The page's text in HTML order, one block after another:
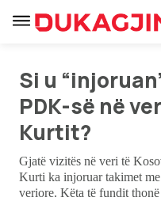
Lajme
Sport
Si u
PDK-së në
Kurtit?
Gjatë vizitës në veri të
Kurti ka injoruar takimet
veriore. Këta të fundit